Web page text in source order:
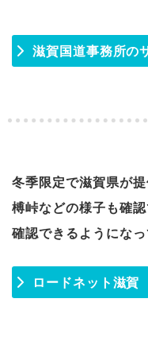
滋賀国道事務所の
冬季限定で滋賀県が
榑峠などの様子も確
確認できるようになっ
ロードネット滋賀